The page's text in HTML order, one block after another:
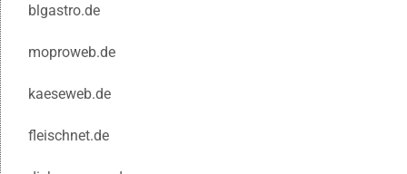
blgastro.de
moproweb.de
kaeseweb.de
fleischnet.de